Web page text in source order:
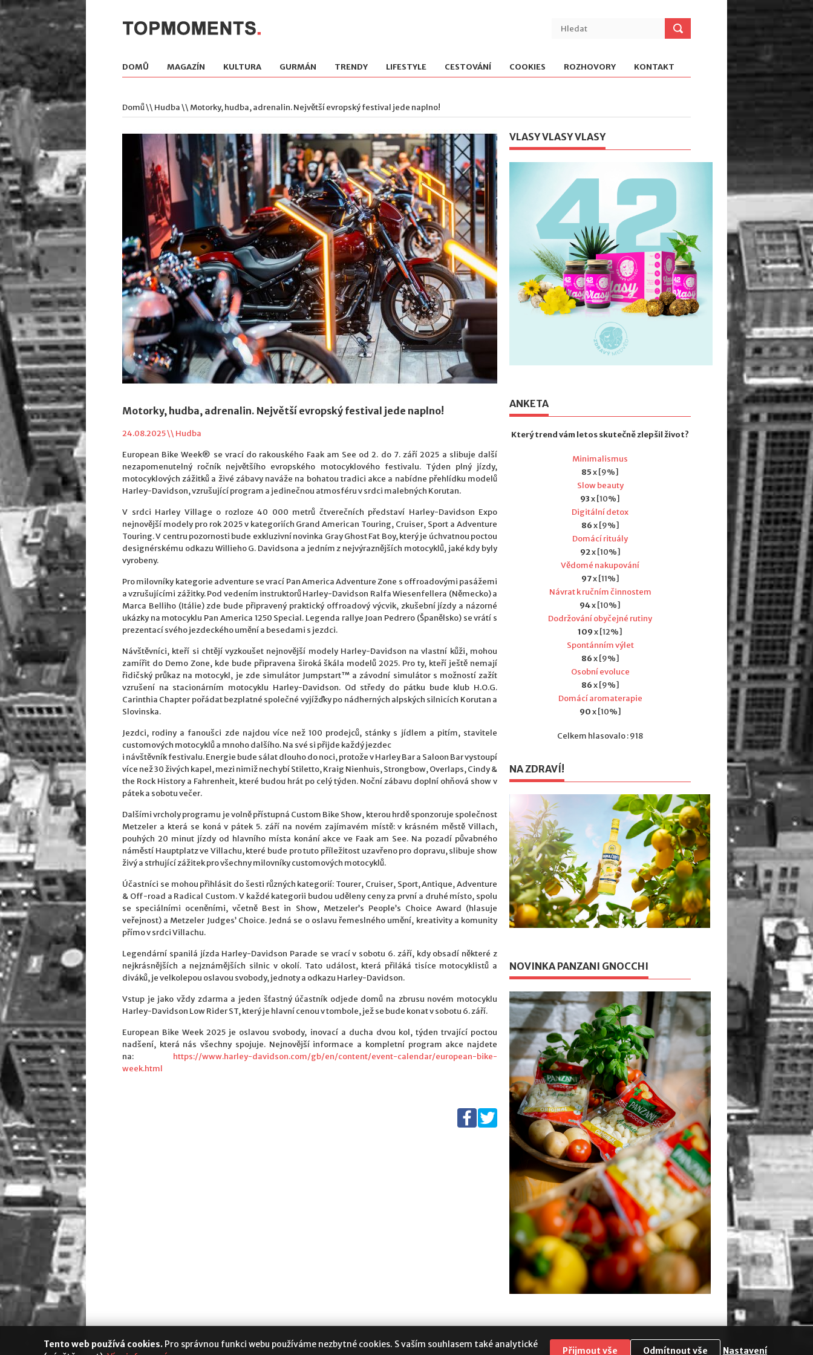
DOMŮ MAGAZÍN KULTURA GURMÁN TRENDY LIFESTYLE CESTOVÁNÍ COOKIES ROZHOVORY KONTAKT
Domů\\ Hudba\\ Motorky, hudba, adrenalin. Největší evropský festival jede naplno!
Motorky, hudba, adrenalin. Největší evropský festival jede naplno!
24.08.2025 \\ Hudba
European Bike Week® se vrací do rakouského Faak am See od 2. do 7. září 2025 a slibuje další
nezapomenutelný ročník největšího evropského motocyklového festivalu. Týden plný jízdy,
motocyklových zážitků a živé zábavy naváže na bohatou tradici akce a nabídne přehlídku modelů
Harley-Davidson, vzrušující program a jedinečnou atmosféru v srdci malebných Korutan.
V srdci Harley Village o rozloze 40 000 metrů čtverečních představí Harley-Davidson Expo
nejnovější modely pro rok 2025 v kategoriích Grand American Touring, Cruiser, Sport a Adventure
Touring. V centru pozornosti bude exkluzivní novinka Gray Ghost Fat Boy, který je úchvatnou poctou
designérskému odkazu Willieho G. Davidsona a jedním z nejvýraznějších motocyklů, jaké kdy byly
vyrobeny.
Pro milovníky kategorie adventure se vrací Pan America Adventure Zone s offroadovými pasážemi
a vzrušujícími zážitky. Pod vedením instruktorů Harley-Davidson Ralfa Wiesenfellera (Německo) a
Marca Belliho (Itálie) zde bude připravený praktický offroadový výcvik, zkušební jízdy a názorné
ukázky na motocyklu Pan America 1250 Special. Legenda rallye Joan Pedrero (Španělsko) se vrátí s
prezentací svého jezdeckého umění a besedami s jezdci.
Návštěvníci, kteří si chtějí vyzkoušet nejnovější modely Harley-Davidson na vlastní kůži, mohou
zamířit do Demo Zone, kde bude připravena široká škála modelů 2025. Pro ty, kteří ještě nemají
řidičský průkaz na motocykl, je zde simulátor Jumpstart™ a závodní simulátor s možností zažít
vzrušení na stacionárním motocyklu Harley-Davidson. Od středy do pátku bude klub H.O.G.
Carinthia Chapter pořádat bezplatné společné vyjížďky po nádherných alpských silnicích Korutan a
Slovinska.
Jezdci, rodiny a fanoušci zde najdou více než 100 prodejců, stánky s jídlem a pitím, stavitele
customových motocyklů a mnoho dalšího. Na své si přijde každý jezdec
i návštěvník festivalu. Energie bude sálat dlouho do noci, protože v Harley Bar a Saloon Bar vystoupí
více než 30 živých kapel, mezi nimiž nechybí Stiletto, Kraig Nienhuis, Strongbow, Overlaps, Cindy &
the Rock History a Fahrenheit, které budou hrát po celý týden. Noční zábavu doplní ohňová show v
pátek a sobotu večer.
Dalšími vrcholy programu je volně přístupná Custom Bike Show, kterou hrdě sponzoruje společnost
Metzeler a která se koná v pátek 5. září na novém zajímavém místě: v krásném městě Villach,
pouhých 20 minut jízdy od hlavního místa konání akce ve Faak am See. Na pozadí půvabného
náměstí Hauptplatz ve Villachu, které bude pro tuto příležitost uzavřeno pro dopravu, slibuje show
živý a strhující zážitek pro všechny milovníky customových motocyklů.
Účastníci se mohou přihlásit do šesti různých kategorií: Tourer, Cruiser, Sport, Antique, Adventure
& Off-road a Radical Custom. V každé kategorii budou uděleny ceny za první a druhé místo, spolu
se speciálními oceněními, včetně Best in Show, Metzeler’s People’s Choice Award (hlasuje
veřejnost) a Metzeler Judges’ Choice. Jedná se o oslavu řemeslného umění, kreativity a komunity
přímo v srdci Villachu.
Legendární spanilá jízda Harley-Davidson Parade se vrací v sobotu 6. září, kdy obsadí některé z
nejkrásnějších a nejznámějších silnic v okolí. Tato událost, která přiláká tisíce motocyklistů a
diváků, je velkolepou oslavou svobody, jednoty a odkazu Harley-Davidson.
Vstup je jako vždy zdarma a jeden šťastný účastník odjede domů na zbrusu novém motocyklu
Harley-Davidson Low Rider ST, který je hlavní cenou v tombole, jež se bude konat v sobotu 6. září.
European Bike Week 2025 je oslavou svobody, inovací a ducha dvou kol, týden trvající poctou
nadšení, která nás všechny spojuje. Nejnovější informace a kompletní program akce najdete
na:
https://www.harley-davidson.com/gb/en/content/event-calendar/european-bike-
week.html
VLASY VLASY VLASY
ANKETA
Který trend vám letos skutečně zlepšil život?
Minimalismus
85x [9%]
Slow beauty
93x [10%]
Digitální detox
86x [9%]
Domácí rituály
92x [10%]
Vědomé nakupování
97x [11%]
Návrat k ručním činnostem
94x [10%]
Dodržování obyčejné rutiny
109x [12%]
Spontánním výlet
86x [9%]
Osobní evoluce
86x [9%]
Domácí aromaterapie
90x [10%]
Celkem hlasovalo : 918
NA ZDRAVÍ!
NOVINKA PANZANI GNOCCHI
Tento web používá cookies. Pro správnou funkci webu používáme nezbytné cookies. S vaším souhlasem také analytické
Přijmout vše Odmítnout vše Nastavení